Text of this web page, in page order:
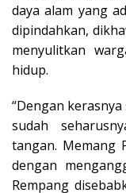
daya alam yang
dipindahkan,
menyulitkan
hidup.
“Dengan
sudah
tangan. Memang
dengan
Rempang